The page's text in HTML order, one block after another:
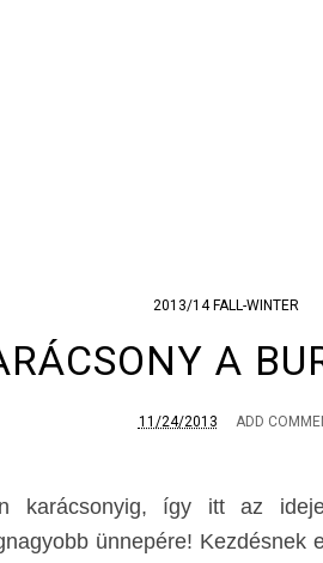
2013/14 FALL-WINTER
A
11/24/2013 ADD
karácsonyig, így itt az
ünnepére! Kezdésnek